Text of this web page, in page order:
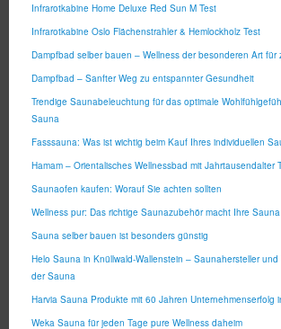
Infrarotkabine Home Deluxe Red Sun M Test
Infrarotkabine Oslo Flächenstrahler & Hemlockholz Test
Dampfbad selber bauen – Wellness der besonderen Art für
Dampfbad – Sanfter Weg zu entspannter Gesundheit
Trendige Saunabeleuchtung für das optimale
Sauna
Fasssauna: Was ist wichtig beim Kauf Ihres individuellen
Hamam – Orientalisches Wellnessbad mit Jahrtausendalter
Saunaofen kaufen: Worauf Sie achten sollten
Wellness pur: Das richtige Saunazubehör macht Ihre
Sauna selber bauen ist besonders günstig
Helo Sauna in Knüllwald-Wallenstein – Saunahersteller und
der Sauna
Harvia Sauna Produkte mit 60 Jahren Unternehmenserfolg
Weka Sauna für jeden Tage pure Wellness daheim